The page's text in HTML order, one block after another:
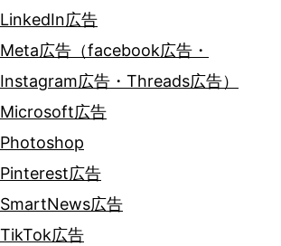
LinkedIn広告
Meta広告（facebook広告・
Instagram広告・Threads広告）
Microsoft広告
Photoshop
Pinterest広告
SmartNews広告
TikTok広告